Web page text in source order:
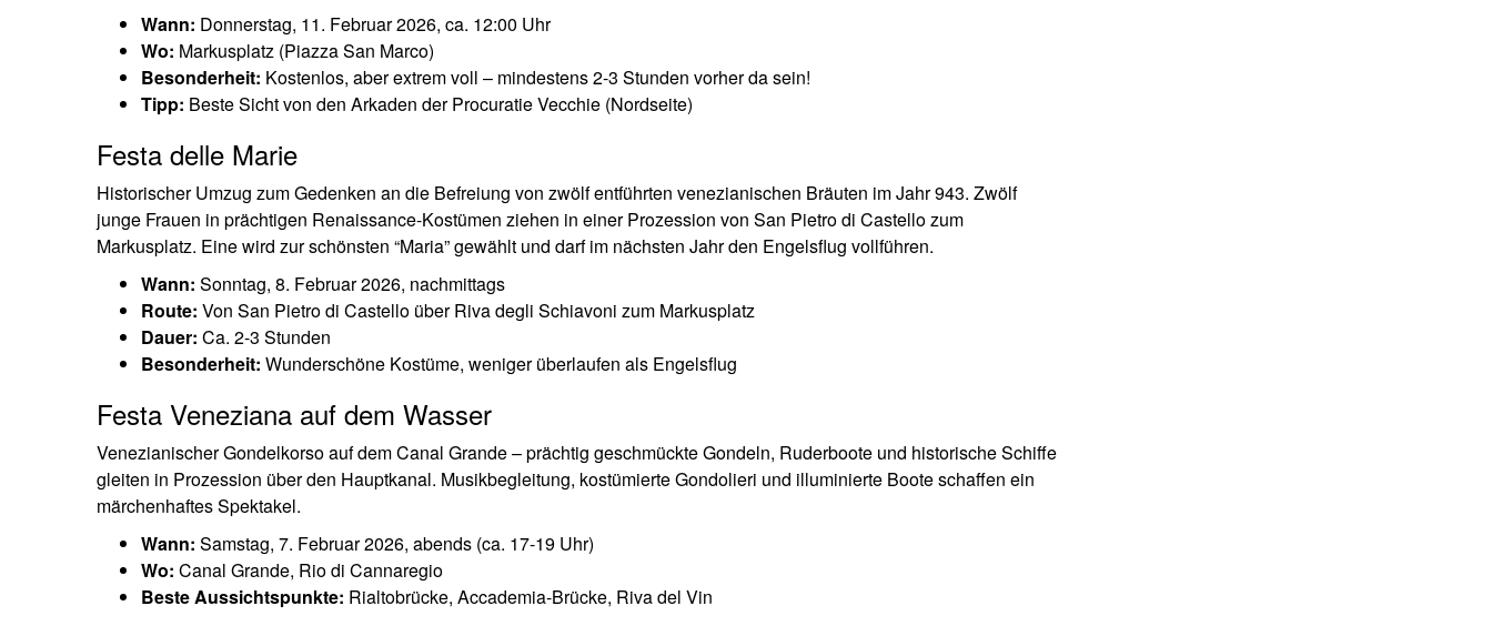
Wann: Donnerstag, 11. Februar 2026, ca. 12:00 Uhr
Wo: Markusplatz (Piazza San Marco)
Besonderheit: Kostenlos, aber extrem voll – mindestens 2-3 Stunden vorher da sein!
Tipp: Beste Sicht von den Arkaden der Procuratie Vecchie (Nordseite)
Festa delle Marie
Historischer Umzug zum Gedenken an die Befreiung von zwölf entführten venezianischen Bräuten im Jahr 943. Zwölf
junge Frauen in prächtigen Renaissance-Kostümen ziehen in einer Prozession von San Pietro di Castello zum
Markusplatz. Eine wird zur schönsten “Maria” gewählt und darf im nächsten Jahr den Engelsflug vollführen.
Wann: Sonntag, 8. Februar 2026, nachmittags
Route: Von San Pietro di Castello über Riva degli Schiavoni zum Markusplatz
Dauer: Ca. 2-3 Stunden
Besonderheit: Wunderschöne Kostüme, weniger überlaufen als Engelsflug
Festa Veneziana auf dem Wasser
Venezianischer Gondelkorso auf dem Canal Grande – prächtig geschmückte Gondeln, Ruderboote und historische Schiffe
gleiten in Prozession über den Hauptkanal. Musikbegleitung, kostümierte Gondolieri und illuminierte Boote schaffen ein
märchenhaftes Spektakel.
Wann: Samstag, 7. Februar 2026, abends (ca. 17-19 Uhr)
Wo: Canal Grande, Rio di Cannaregio
Beste Aussichtspunkte: Rialtobrücke, Accademia-Brücke, Riva del Vin